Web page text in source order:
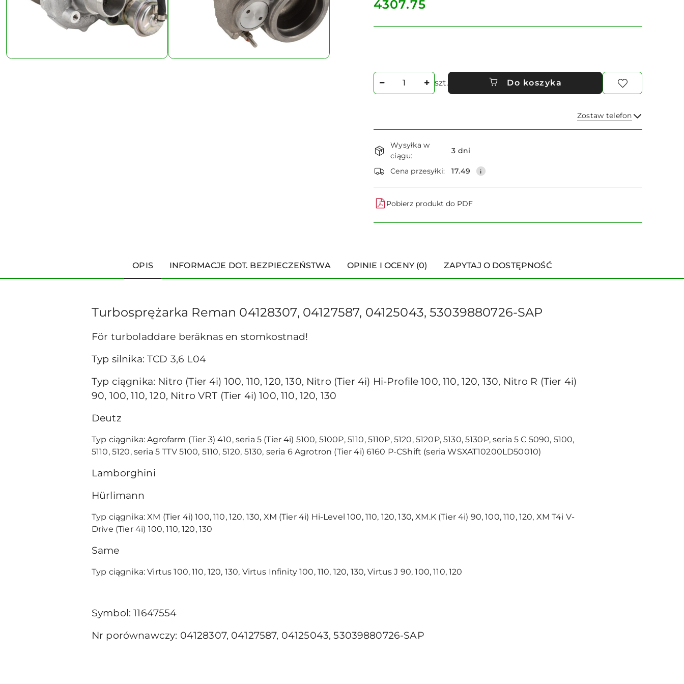
cena:
4307.75
Ilość
szt. Do koszyka
Zostaw telefon
Wyślij
Dostępność
i
dostawa
Wysyłka w
ciągu:
3 dni
Cena przesyłki: 17.49
Pobierz produkt do PDF
OPIS INFORMACJE DOT. BEZPIECZEŃSTWA OPINIE I OCENY (0) ZAPYTAJ O DOSTĘPNOŚĆ
Turbosprężarka Reman 04128307, 04127587, 04125043, 53039880726-SAP
För turboladdare beräknas en stomkostnad!
Typ silnika: TCD 3,6 L04
Typ ciągnika: Nitro (Tier 4i) 100, 110, 120, 130, Nitro (Tier 4i) Hi-Profile 100, 110, 120, 130, Nitro R (Tier 4i)
90, 100, 110, 120, Nitro VRT (Tier 4i) 100, 110, 120, 130
Deutz
Typ ciągnika: Agrofarm (Tier 3) 410, seria 5 (Tier 4i) 5100, 5100P, 5110, 5110P, 5120, 5120P, 5130, 5130P, seria 5 C 5090, 5100,
5110, 5120, seria 5 TTV 5100, 5110, 5120, 5130, seria 6 Agrotron (Tier 4i) 6160 P-CShift (seria WSXAT10200LD50010)
Lamborghini
Hürlimann
Typ ciągnika: XM (Tier 4i) 100, 110, 120, 130, XM (Tier 4i) Hi-Level 100, 110, 120, 130, XM.K (Tier 4i) 90, 100, 110, 120, XM T4i V-
Drive (Tier 4i) 100, 110, 120, 130
Same
Typ ciągnika: Virtus 100, 110, 120, 130, Virtus Infinity 100, 110, 120, 130, Virtus J 90, 100, 110, 120
Symbol: 11647554
Nr porównawczy: 04128307, 04127587, 04125043, 53039880726-SAP